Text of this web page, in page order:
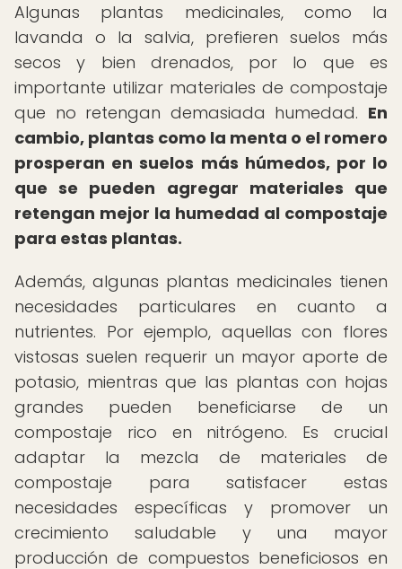
Algunas plantas medicinales, como la
lavanda o la salvia, prefieren suelos más
secos y bien drenados, por lo que es
importante utilizar materiales de compostaje
que no retengan demasiada humedad. En
cambio, plantas como la menta o el romero
prosperan en suelos más húmedos, por lo
que se pueden agregar materiales que
retengan mejor la humedad al compostaje
para estas plantas.
Además, algunas plantas medicinales tienen
necesidades particulares en cuanto a
nutrientes. Por ejemplo, aquellas con flores
vistosas suelen requerir un mayor aporte de
potasio, mientras que las plantas con hojas
grandes pueden beneficiarse de un
compostaje rico en nitrógeno. Es crucial
adaptar la mezcla de materiales de
compostaje para satisfacer estas
necesidades específicas y promover un
crecimiento saludable y una mayor
producción de compuestos beneficiosos en